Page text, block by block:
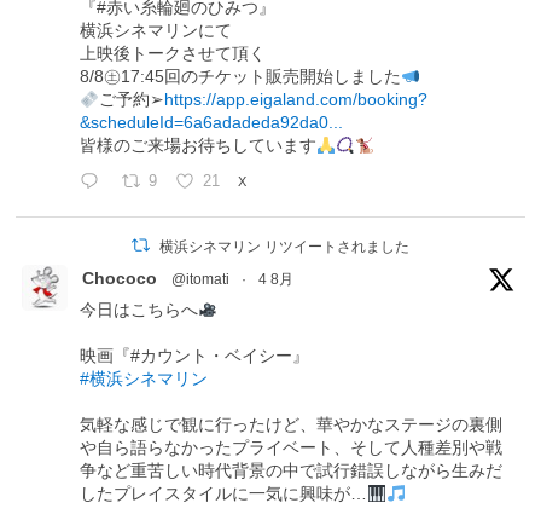
『#赤い糸輪廻のひみつ』
横浜シネマリンにて
上映後トークさせて頂く
8/8㊏17:45回のチケット販売開始しました
ご予約➢https://app.eigaland.com/booking?
&scheduleId=6a6adadeda92da0...
皆様のご来場お待ちしています
9 21 X
横浜シネマリン リツイートされました
Chococo @itomati · 4 8月
今日はこちらへ
映画『#カウント・ベイシー』
#横浜シネマリン
気軽な感じで観に行ったけど、華やかなステージの裏側
や自ら語らなかったプライベート、そして人種差別や戦
争など重苦しい時代背景の中で試行錯誤しながら生みだ
したプレイスタイルに一気に興味が…